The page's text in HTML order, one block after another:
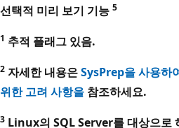
선택적 미리 보기 기능 5
1 추적 플래그 있음.
2 자세한 내용은SysPrep을 사용하
위한 고려 사항을 참조하세요.
3 Linux의 SQL Server를 대상으로